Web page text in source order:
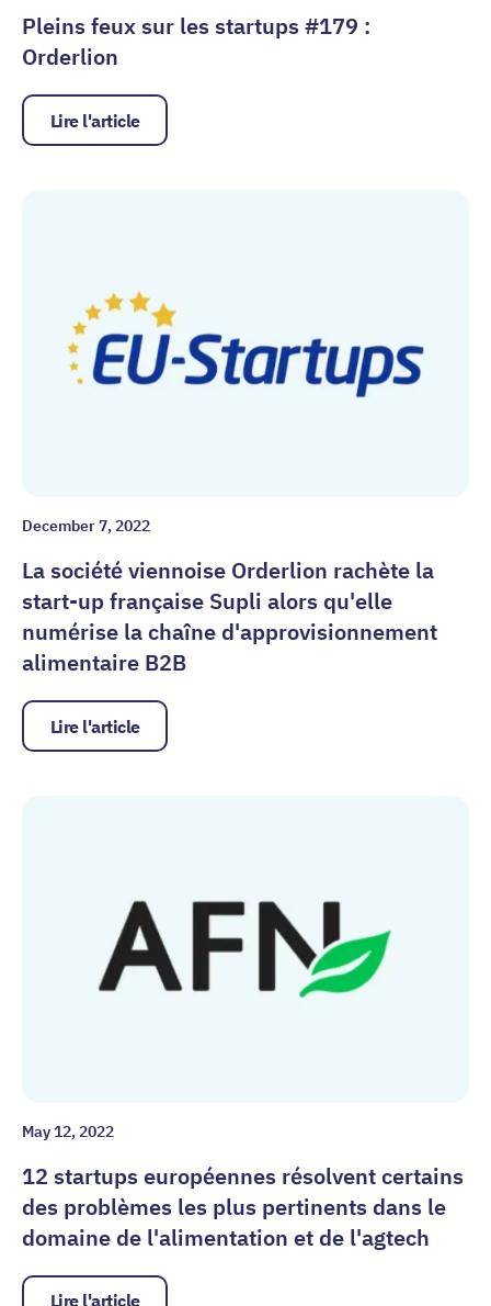
Pleins feux sur les startups #179 :
Orderlion
Lire l'article
December 7, 2022
La société viennoise Orderlion rachète la
start-up française Supli alors qu'elle
numérise la chaîne d'approvisionnement
alimentaire B2B
Lire l'article
May 12, 2022
12 startups européennes résolvent certains
des problèmes les plus pertinents dans le
domaine de l'alimentation et de l'agtech
Lire l'article